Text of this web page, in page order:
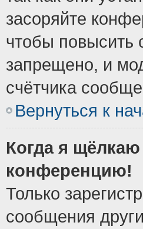
засоряйте
чтобы повысить
запрещено, и
счётчика
Вернуться к
Когда я
конференцию!
Только
сообщения